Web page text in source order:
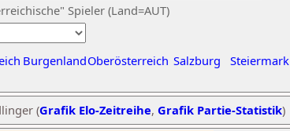
Spieler (Land=AUT)
BurgenlandOberösterreich Salzburg Steiermark
(Grafik Elo-Zeitreihe, Grafik Partie-Statistik)